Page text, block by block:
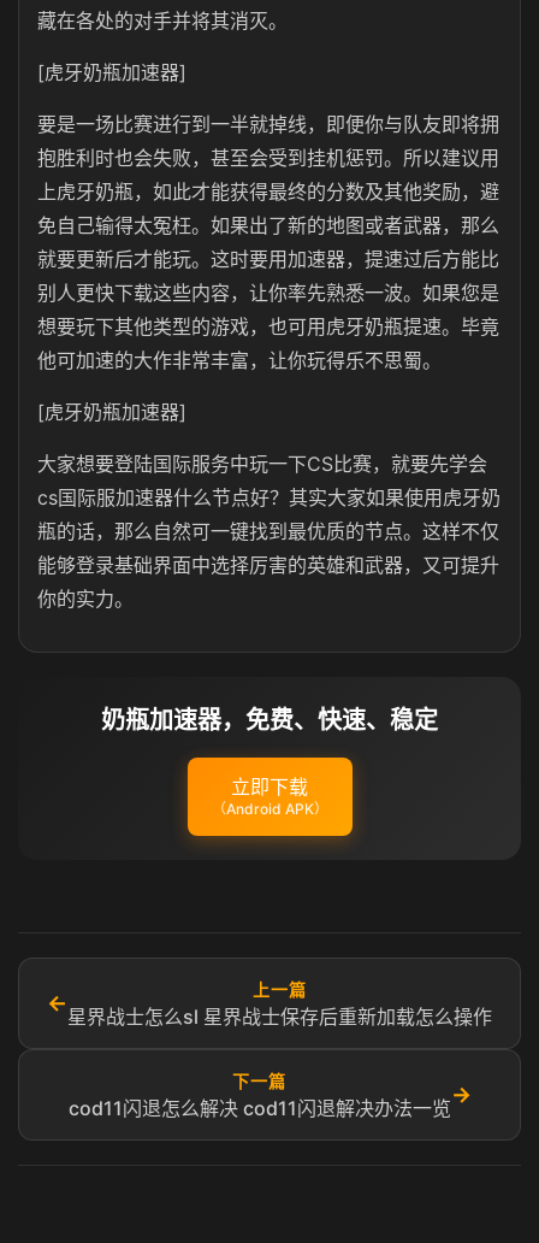
藏在各处的对手并将其消灭。
[虎牙奶瓶加速器]
要是一场比赛进行到一半就掉线，即便你与队友即将拥
抱胜利时也会失败，甚至会受到挂机惩罚。所以建议用
上虎牙奶瓶，如此才能获得最终的分数及其他奖励，避
免自己输得太冤枉。如果出了新的地图或者武器，那么
就要更新后才能玩。这时要用加速器，提速过后方能比
别人更快下载这些内容，让你率先熟悉一波。如果您是
想要玩下其他类型的游戏，也可用虎牙奶瓶提速。毕竟
他可加速的大作非常丰富，让你玩得乐不思蜀。
[虎牙奶瓶加速器]
大家想要登陆国际服务中玩一下CS比赛，就要先学会
cs国际服加速器什么节点好？其实大家如果使用虎牙奶
瓶的话，那么自然可一键找到最优质的节点。这样不仅
能够登录基础界面中选择厉害的英雄和武器，又可提升
你的实力。
奶瓶加速器，免费、快速、稳定
立即下载
（Android APK）
←
上一篇
星界战士怎么sl 星界战士保存后重新加载怎么操作
下一篇
cod11闪退怎么解决 cod11闪退解决办法一览
→